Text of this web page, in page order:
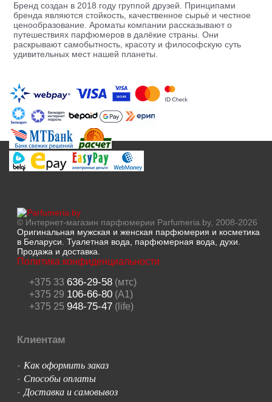
Бренд создан в 2018 году группой друзей. Принципами
бренда являются стойкость, качественное сырьё и честное
ценообразование. Ароматы компании рассказывают о
путешествиях парфюмеров в далёкие страны. Они
раскрывают самобытность, красоту и философскую суть
удивительных мест нашей планеты.
© Интернет-магазин парфюмерии Parfumeria.by, 2008-2026
Оригинальная мужская и женская парфюмерия и косметика
в Беларуси. Туалетная вода, парфюмерная вода, духи.
Продажа и доставка.
Политика конфиденциальности
+375 33 636-29-58(мтс)
+375 29 106-66-80(A1)
+375 25 948-75-47(life)
Клиентам
- Как оформить заказ
- Способы оплаты
-Доставка и самовывоз